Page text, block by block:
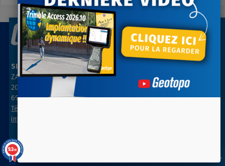
SIÈGE SOCIAL
ZAC des Grillons
208, rue de l’Ancienne Distillerie
69400 GLEIZÉ
Tél : 04 74 69 94 00
info@geotopo.fr
AGENCE PARIS NORD
ZA Les belles vues
3, rue des Prés
91290 ARPAJON
INFORMATIONS
9.3/10
39 avis